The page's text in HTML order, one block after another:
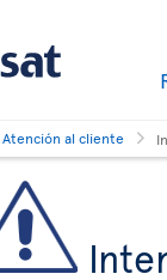
Atención al cliente